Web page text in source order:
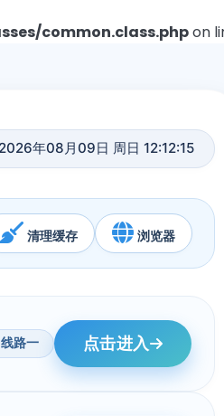
common.class.phpon